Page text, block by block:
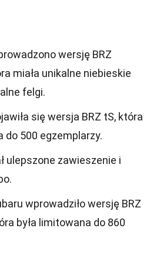
wersję BRZ
miała unikalne niebieskie
felgi.
się wersja BRZ tS, która
do 500 egzemplarzy.
ulepszone zawieszenie i
wprowadziło wersję BRZ
była limitowana do 860